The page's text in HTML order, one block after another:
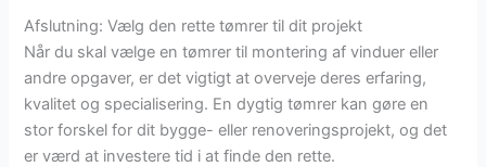
Afslutning: Vælg den rette tømrer til dit projekt
Når du skal vælge en tømrer til montering af vinduer eller
andre opgaver, er det vigtigt at overveje deres erfaring,
kvalitet og specialisering. En dygtig tømrer kan gøre en
stor forskel for dit bygge- eller renoveringsprojekt, og det
er værd at investere tid i at finde den rette.